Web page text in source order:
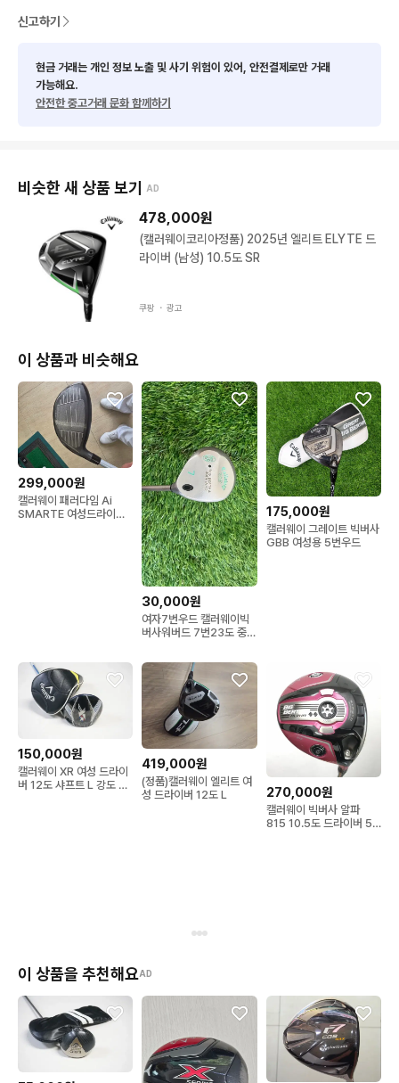
신고하기
현금 거래는 개인 정보 노출 및 사기 위험이 있어, 안전결제로만 거래
가능해요.
안전한 중고거래 문화 함께하기
비슷한 새 상품 보기 AD
478,000원
(캘러웨이코리아정품) 2025년 엘리트 ELYTE 드
라이버 (남성) 10.5도 SR
쿠팡 ・ 광고
이 상품과 비슷해요
299,000원
캘러웨이 패러다임 Ai
SMARTE 여성드라이버
30,000원
여자7번우드 캘러웨이빅
버사워버드 7번23도 중고
175,000원
캘러웨이 그레이트 빅버사
GBB 여성용 5번우드
150,000원
캘러웨이 XR 여성 드라이
버 12도 샤프트 L 강도 캘
419,000원
(정품)캘러웨이 엘리트 여
성 드라이버 12도 L
270,000원
캘러웨이 빅버사 알파
815 10.5도 드라이버 55
이 상품을 추천해요AD